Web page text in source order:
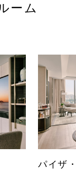
ーム
パイザ